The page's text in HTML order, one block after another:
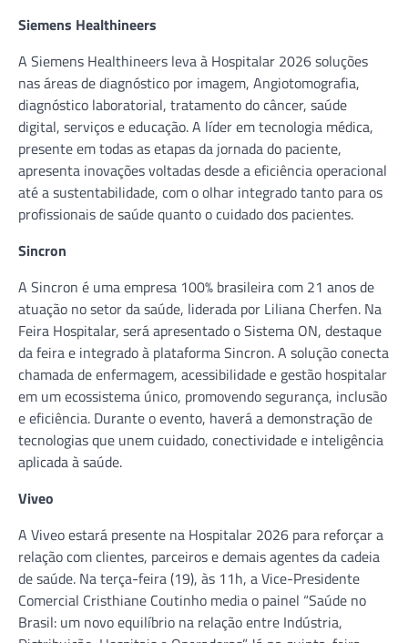
Siemens Healthineers
A Siemens Healthineers leva à Hospitalar 2026 soluções
nas áreas de diagnóstico por imagem, Angiotomografia,
diagnóstico laboratorial, tratamento do câncer, saúde
digital, serviços e educação. A líder em tecnologia médica,
presente em todas as etapas da jornada do paciente,
apresenta inovações voltadas desde a eficiência operacional
até a sustentabilidade, com o olhar integrado tanto para os
profissionais de saúde quanto o cuidado dos pacientes.
Sincron
A Sincron é uma empresa 100% brasileira com 21 anos de
atuação no setor da saúde, liderada por Liliana Cherfen. Na
Feira Hospitalar, será apresentado o Sistema ON, destaque
da feira e integrado à plataforma Sincron. A solução conecta
chamada de enfermagem, acessibilidade e gestão hospitalar
em um ecossistema único, promovendo segurança, inclusão
e eficiência. Durante o evento, haverá a demonstração de
tecnologias que unem cuidado, conectividade e inteligência
aplicada à saúde.
Viveo
A Viveo estará presente na Hospitalar 2026 para reforçar a
relação com clientes, parceiros e demais agentes da cadeia
de saúde. Na terça-feira (19), às 11h, a Vice-Presidente
Comercial Cristhiane Coutinho media o painel “Saúde no
Brasil: um novo equilíbrio na relação entre Indústria,